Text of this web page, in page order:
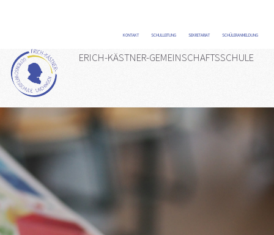
KONTAKT SCHULLEITUNG SEKRETARIAT SCHÜLERANMELDUNG
ERICH-KÄSTNER-GEMEINSCHAFTSSCHULE